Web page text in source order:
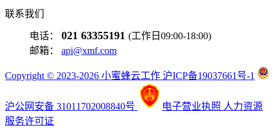
联系我们
电话： 021 63355191 (工作日09:00-18:00)
邮箱： api@xmf.com
Copyright © 2023-2026 小蜜蜂云工作 沪ICP备19037661号-1
沪公网安备 31011702008840号 电子营业执照 人力资源
服务许可证